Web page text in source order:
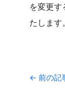
を変更
たします。
← 前の記